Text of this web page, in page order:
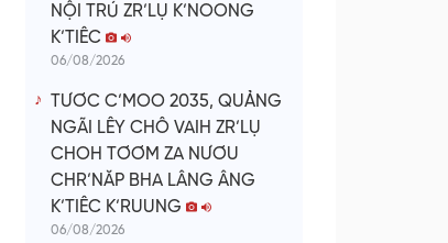
NỘI TRÚ ZR’LỤ K’NOONG
K’TIÊC
06/08/2026
TƯƠC C’MOO 2035, QUẢNG
NGÃI LÊY CHÔ VAIH ZR’LỤ
CHOH TƠƠM ZA NƯƠU
CHR’NĂP BHA LÂNG ÂNG
K’TIÊC K’RUUNG
06/08/2026